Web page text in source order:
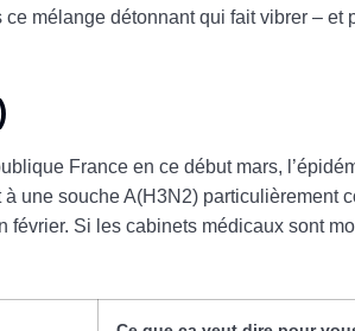
mélange détonnant qui fait vibrer – et
France en ce début mars,
une souche A(H3N2) particulièrement
Si les cabinets médicaux sont